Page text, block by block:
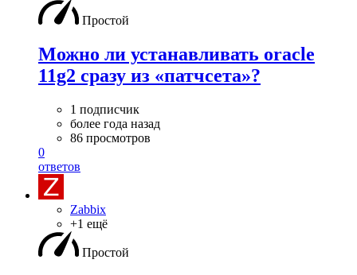
Простой
Можно ли устанавливать oracle
11g2 сразу из «патчсета»?
1 подписчик
более года назад
86 просмотров
0
ответов
Zabbix
+1 ещё
Простой